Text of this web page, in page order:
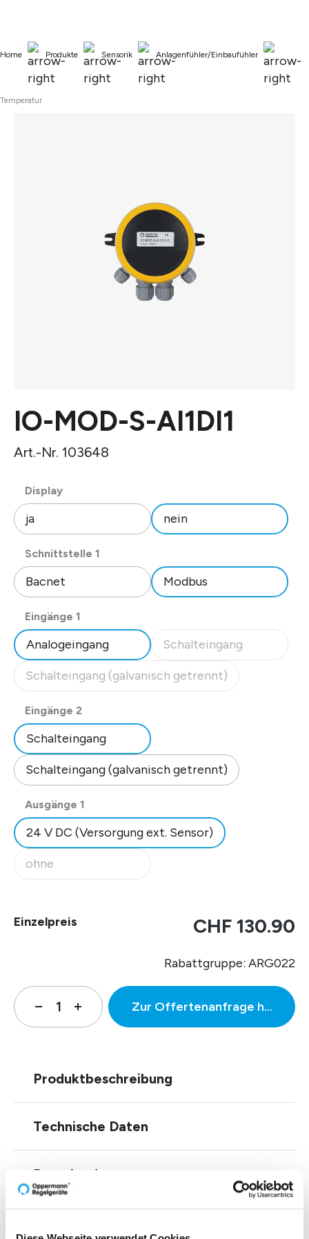
Home Produkte Sensorik Anlagenfühler/Einbaufühler
Temperatur
IO-MOD-S-AI1DI1
Art.-Nr. 103648
Displayauswählen
ja
nein
Schnittstelle 1
Bacnet
Modbus
Eingänge 1
Analogeingang
Schalteingang
(Diese Option ist zurzeit
Schalteingang (galvanisch getrennt)
(Diese Option ist zurzeit nicht verfügbar.)
Eingänge 2
Schalteingang
Schalteingang (galvanisch getrennt)
Ausgänge 1
24 V DC (Versorgung ext. Sensor)
ohne
(Diese Option ist zurzeit nicht verfügbar.)
Einzelpreis CHF 130.90
Rabattgruppe: ARG022
Zur Offertenanfrage
Produktbeschreibung
Technische Daten
Downloads